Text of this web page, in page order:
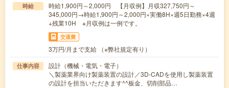
時給
時給1,900円～2,000円 【月収例】月収327,750円～
345,000円→時給1,900円～2,000円×実働8H×週5日勤務×4週
+残業10H ※月収例は一例です。
交通費
3万円/月まで支給 （※弊社規定有り）
仕事内容
設計（機械・電気・電子）
＼製薬業界向け製薬装置の設計／3D-CADを使用し製薬装置
の設計を担当いただきます^^板金、切削部品…